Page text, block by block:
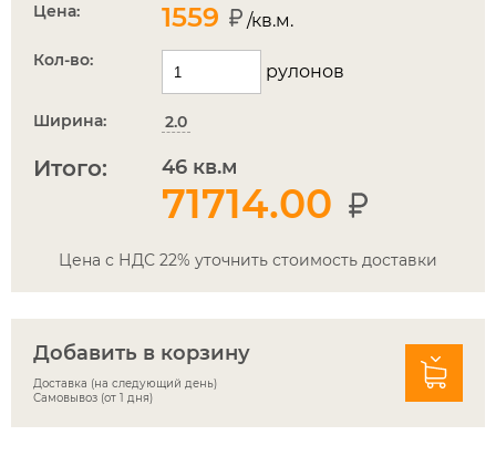
Цена: 1559 /кв.м.
Кол-во:
рулонов
Ширина: 2.0
Итого: 46 кв.м
71714.00
Цена с НДС 22% уточнить стоимость доставки
Добавить в корзину
Доставка (на следующий день)
Самовывоз (от 1 дня)